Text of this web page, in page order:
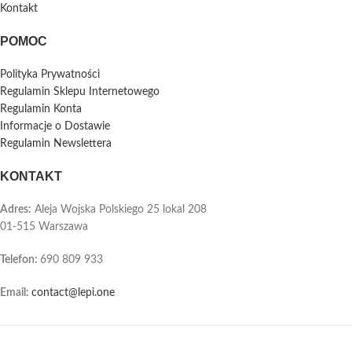
Kontakt
POMOC
Polityka Prywatności
Regulamin Sklepu Internetowego
Regulamin Konta
Informacje o Dostawie
Regulamin Newslettera
KONTAKT
Adres: Aleja Wojska Polskiego 25 lokal 208
01-515 Warszawa
Telefon: 690 809 933
Email: contact@lepi.one